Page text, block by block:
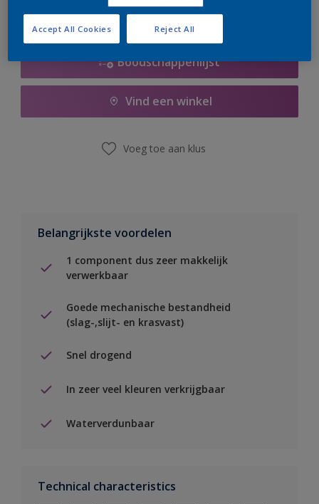
Boodschappenlijst
Vind een winkel
Voeg toe aan klus
Belangrijkste voordelen
1 component dus zeer makkelijk
verwerkbaar
Goede mechanische bestandheid
(slag-,slijt- en krasvast)
Snel drogend
In zeer veel kleuren verkrijgbaar
Waterverdunbaar
Technical characteristics
Reject All
Accept All Cookies